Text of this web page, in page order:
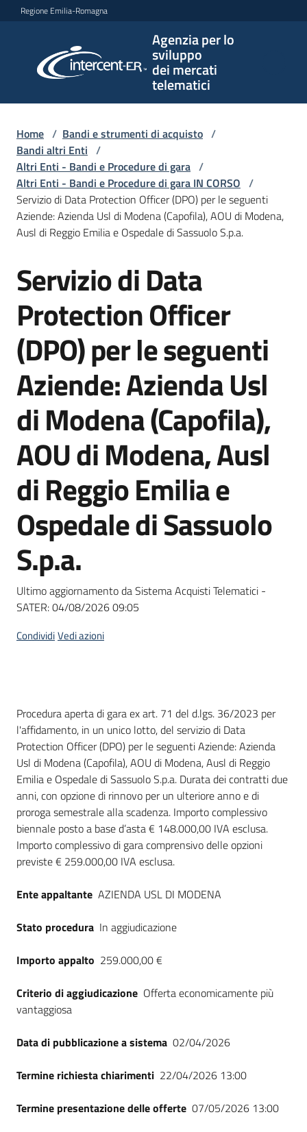
Vai al contenuto
Vai alla navigazione
Vai al footer
Regione Emilia-Romagna
Agenzia per lo
sviluppo
dei mercati
telematici
per lo
sviluppo
telematici
L'Agenzia
e
strumenti
acquisto
Supporto
Piattaforme
telematiche
English
site
su
Home / Bandi e strumenti di acquisto /
Bandi altri Enti /
Altri Enti - Bandi e Procedure di gara /
Altri Enti - Bandi e Procedure di gara IN CORSO /
Servizio di Data Protection Officer (DPO) per le seguenti
Aziende: Azienda Usl di Modena (Capofila), AOU di Modena,
Ausl di Reggio Emilia e Ospedale di Sassuolo S.p.a.
Salta al contenuto
Servizio di Data
Protection Officer
(DPO) per le seguenti
Aziende: Azienda Usl
di Modena (Capofila),
AOU di Modena, Ausl
di Reggio Emilia e
Ospedale di Sassuolo
S.p.a.
Ultimo aggiornamento da Sistema Acquisti Telematici -
SATER:04/08/2026 09:05
CondividiVedi azioni
Dati del bando
Procedura aperta di gara ex art. 71 del d.lgs. 36/2023 per
l'affidamento, in un unico lotto, del servizio di Data
Protection Officer (DPO) per le seguenti Aziende: Azienda
Usl di Modena (Capofila), AOU di Modena, Ausl di Reggio
Emilia e Ospedale di Sassuolo S.p.a. Durata dei contratti due
anni, con opzione di rinnovo per un ulteriore anno e di
proroga semestrale alla scadenza. Importo complessivo
biennale posto a base d’asta € 148.000,00 IVA esclusa.
Importo complessivo di gara comprensivo delle opzioni
previste € 259.000,00 IVA esclusa.
Ente appaltante AZIENDA USL DI MODENA
Stato procedura In aggiudicazione
Importo appalto 259.000,00 €
Criterio di aggiudicazione Offerta economicamente più
vantaggiosa
Data di pubblicazione a sistema 02/04/2026
Termine richiesta chiarimenti 22/04/2026 13:00
Termine presentazione delle offerte 07/05/2026 13:00